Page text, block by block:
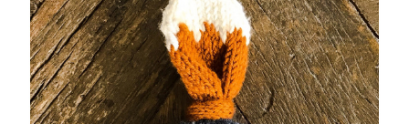
Knitting